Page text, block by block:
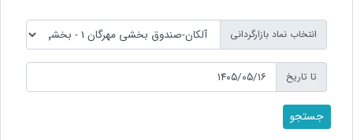
انتخاب نماد بازارگردانی
تا تاریخ